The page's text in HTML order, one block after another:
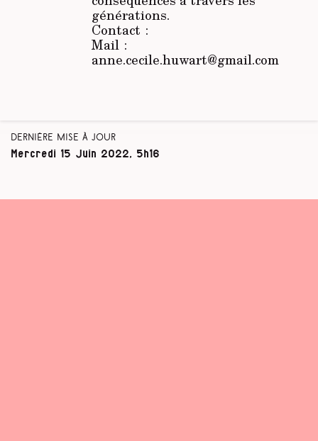
générations.
Contact :
Mail :
anne.cecile.huwart@gmail.com
Dernière mise à jour
Mercredi 15 Juin 2022, 5h16